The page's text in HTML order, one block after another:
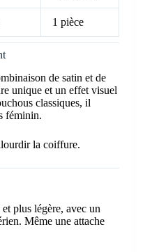
1 pièce
de satin et de
unique et un effet visuel
classiques, il
féminin.
la coiffure.
plus légère, avec un
Même une attache